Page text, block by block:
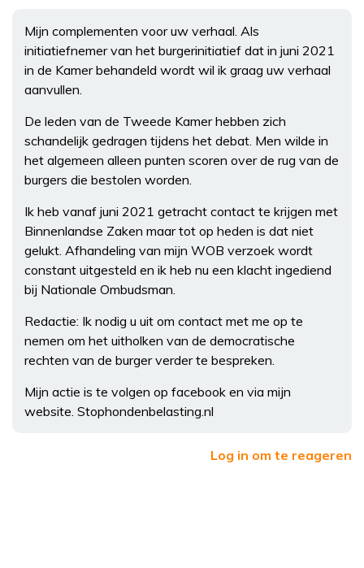
Mijn complementen voor uw verhaal. Als
initiatiefnemer van het burgerinitiatief dat in juni 2021
in de Kamer behandeld wordt wil ik graag uw verhaal
aanvullen.
De leden van de Tweede Kamer hebben zich
schandelijk gedragen tijdens het debat. Men wilde in
het algemeen alleen punten scoren over de rug van de
burgers die bestolen worden.
Ik heb vanaf juni 2021 getracht contact te krijgen met
Binnenlandse Zaken maar tot op heden is dat niet
gelukt. Afhandeling van mijn WOB verzoek wordt
constant uitgesteld en ik heb nu een klacht ingediend
bij Nationale Ombudsman.
Redactie: Ik nodig u uit om contact met me op te
nemen om het uitholken van de democratische
rechten van de burger verder te bespreken.
Mijn actie is te volgen op facebook en via mijn
website. Stophondenbelasting.nl
Log in om te reageren